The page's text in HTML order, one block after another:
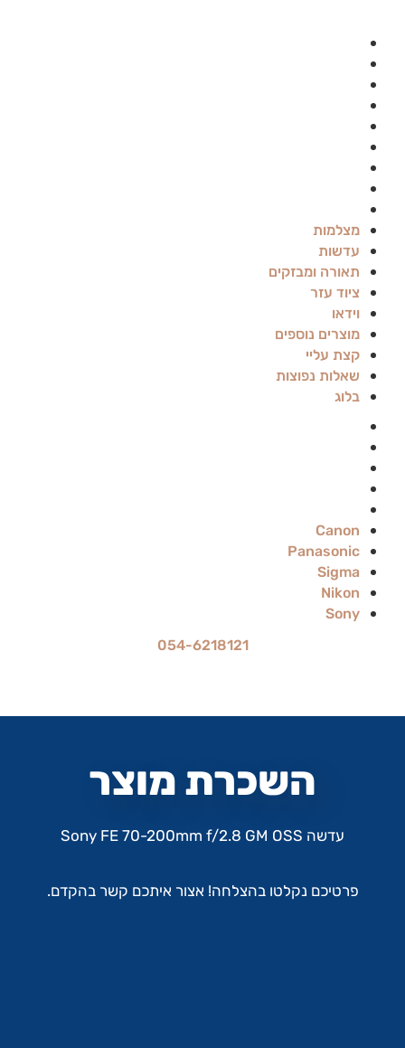
מצלמות
עדשות
תאורה ומבזקים
ציוד עזר
וידאו
מוצרים נוספים
קצת עליי
שאלות נפוצות
בלוג
Canon
Panasonic
Sigma
Nikon
Sony
054-6218121
השכרת מוצר
עדשה Sony FE 70-200mm f/2.8 GM OSS
פרטיכם נקלטו בהצלחה! אצור איתכם קשר בהקדם.